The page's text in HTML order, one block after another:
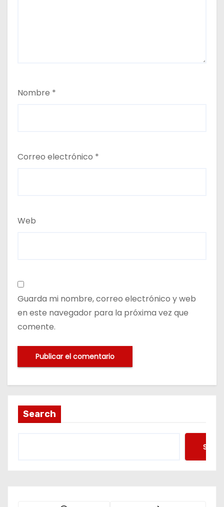
Nombre *
Correo electrónico *
Web
Guarda mi nombre, correo electrónico y web
en este navegador para la próxima vez que
comente.
Search